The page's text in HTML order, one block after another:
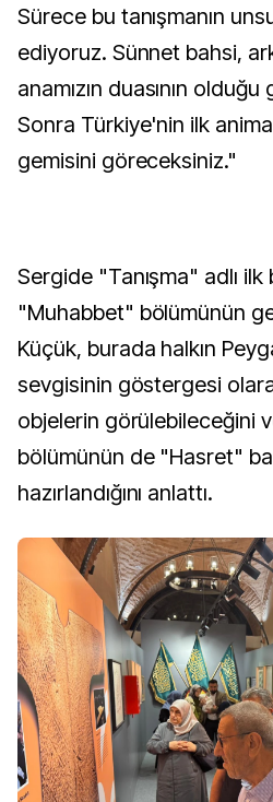
Sürece bu tanışmanın
ediyoruz. Sünnet bahsi,
anamızın duasının
Sonra Türkiye'nin ilk
gemisini göreceksiniz."
Sergide "Tanışma" adlı
"Muhabbet" bölümünün
Küçük, burada halkın
sevgisinin göstergesi
objelerin görülebileceğini
bölümünün de "Hasret"
hazırlandığını anlattı.